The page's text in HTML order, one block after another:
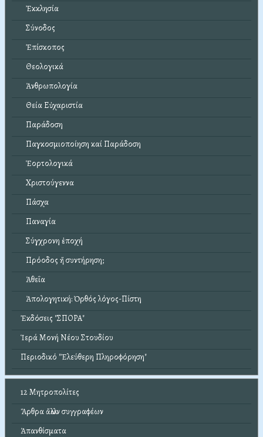
Ἐκκλησία
Σύνοδος
Ἐπίσκοπος
Θεολογικά
Ἀνθρωπολογία
Θεία Εὐχαριστία
Παράδοση
Παγκοσμιοποίηση καί Παράδοση
Ἑορτολογικά
Χριστούγεννα
Πάσχα
Παναγία
Σύγχρονη ἐποχή
Πρόοδος ἤ συντήρηση;
Ἀθεΐα
Ἀπολογητική: Ὀρθός λόγος-Πίστη
Ἐκδόσεις "ΣΠΟΡΑ"
Ἱερά Μονή Νέου Στουδίου
Περιοδικό "Ἐλεύθερη Πληροφόρηση"
12 Μητροπολίτες
Ἄρθρα ἄλλων συγγραφέων
Ἀπανθίσματα